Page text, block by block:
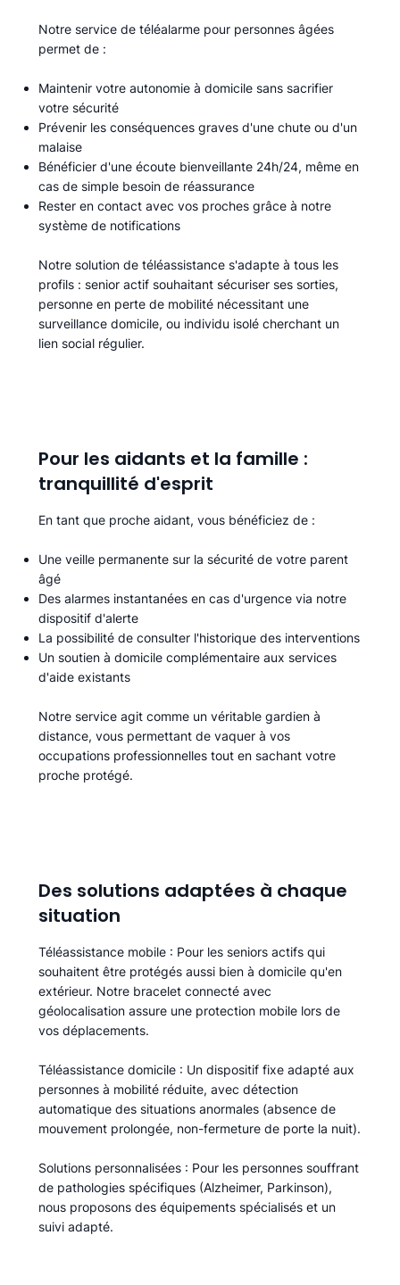
Notre service de téléalarme pour personnes âgées
permet de :​
Maintenir votre autonomie à domicile sans sacrifier
votre sécurité
Prévenir les conséquences graves d'une chute ou d'un
malaise
Bénéficier d'une écoute bienveillante 24h/24, même en
cas de simple besoin de réassurance
Rester en contact avec vos proches grâce à notre
système de notifications
Notre solution de téléassistance s'adapte à tous les
profils : senior actif souhaitant sécuriser ses sorties,
personne en perte de mobilité nécessitant une
surveillance domicile, ou individu isolé cherchant un
lien social régulier.
Pour les aidants et la famille :
tranquillité d'esprit
En tant que proche aidant, vous bénéficiez de :
Une veille permanente sur la sécurité de votre parent
âgé
Des alarmes instantanées en cas d'urgence via notre
dispositif d'alerte
La possibilité de consulter l'historique des interventions
Un soutien à domicile complémentaire aux services
d'aide existants
Notre service agit comme un véritable gardien à
distance, vous permettant de vaquer à vos
occupations professionnelles tout en sachant votre
proche protégé.
Des solutions adaptées à chaque
situation
Téléassistance mobile : Pour les seniors actifs qui
souhaitent être protégés aussi bien à domicile qu'en
extérieur. Notre bracelet connecté avec
géolocalisation assure une protection mobile lors de
vos déplacements.
Téléassistance domicile : Un dispositif fixe adapté aux
personnes à mobilité réduite, avec détection
automatique des situations anormales (absence de
mouvement prolongée, non-fermeture de porte la nuit).
Solutions personnalisées : Pour les personnes souffrant
de pathologies spécifiques (Alzheimer, Parkinson),
nous proposons des équipements spécialisés et un
suivi adapté.